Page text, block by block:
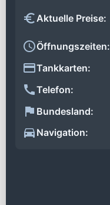
Aktuelle Preise:
Öffnungszeiten:
Tankkarten:
Telefon:
Bundesland:
Navigation: